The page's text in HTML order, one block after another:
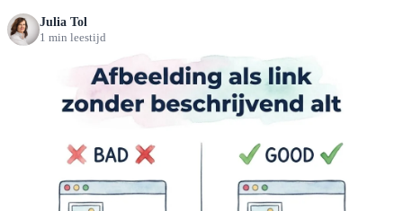
Julia Tol
1 min leestijd